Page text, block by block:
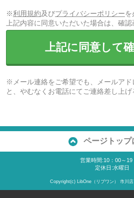
※利用規約及びプライバシーポリシーを
上記内容に同意いただいた場合は、確認
上記に同意して
※メール連絡をご希望でも、メールアド
と、やむなくお電話にてご連絡差し上げ
ページトップ
営業時間:10：00～19
定休日:水曜日
Copyright(c) LibOne（リブワン） 市川